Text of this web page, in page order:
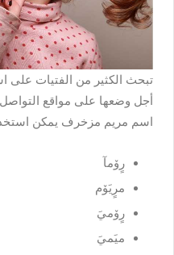
تبحث الكثير من الفتيات على
أجل وضعها على مواقع
اسم مريم مزخرف يمكن
رٍۆمآ
مرٍيَۆم
رٍۆميَ
ميَميَ